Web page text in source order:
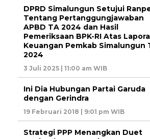
DPRD Simalungun Setujui
Tentang Pertanggungjawaban
APBD TA 2024 dan Hasil
Pemeriksaan BPK-RI Atas
Keuangan Pemkab Simalungun
2024
3 Juli 2025 | 11:00 am WIB
Ini Dia Hubungan Partai Garuda
dengan Gerindra
19 Februari 2018 | 9:01 pm WIB
Strategi PPP Menangkan Duet